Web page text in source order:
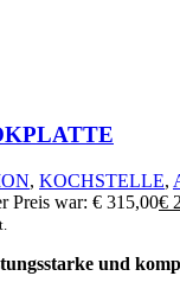
, KOCHSTELLE,
Preis war: € 315,00€
und